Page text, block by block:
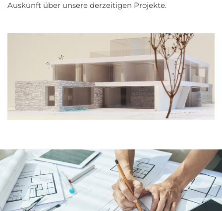
Auskunft über unsere derzeitigen Projekte.